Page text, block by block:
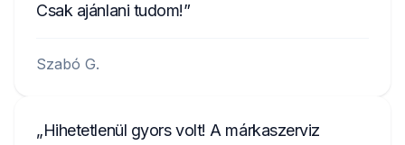
Csak ajánlani tudom!
Szabó G.
Hihetetlenül gyors volt! A márkaszerviz